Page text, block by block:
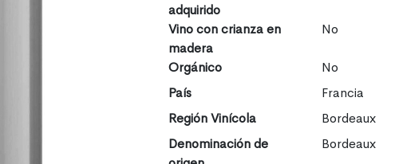
adquirido
Vino con crianza en
madera
No
Orgánico
No
País
Francia
Región Vinícola
Bordeaux
Denominación de
Bordeaux